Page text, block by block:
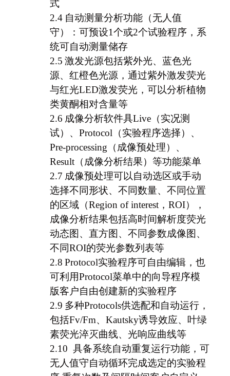
式
2.4 自动测量分析功能（无人值
守）：可预设1个或2个试验程序，系
统可自动测量储存
2.5 激发光源包括紫外光、蓝色光
源、红橙色光源，通过紫外激发荧光
与红光LED激发荧光，可以分析植物
类黄酮相对含量等
2.6 成像分析软件具Live（实况测
试）、Protocol（实验程序选择）、
Pre-processing（成像预处理）、
Result（成像分析结果）等功能菜单
2.7 成像预处理可以自动选区或手动
选择不同形状、不同数量、不同位置
的区域（Region of interest，ROI），
成像分析结果包括高时间解析度荧光
动态图、直方图、不同参数成像图、
不同ROI的荧光参数列表等
2.8 Protocol实验程序可自由编辑，也
可利用Protocol菜单中的向导程序模
版客户自由创建新的实验程序
2.9 多种Protocols供选配和自动运行，
包括Fv/Fm、Kautsky诱导效应、叶绿
素荧光淬灭曲线、光响应曲线等
2.10 具备系统自动重复运行功能， 可
无人值守自动循环完成选定的实验程